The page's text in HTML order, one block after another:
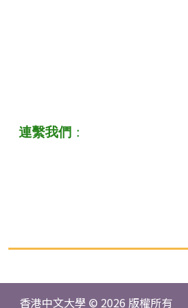
連繫我們 ：
香港中文大學 © 2026 版權所有